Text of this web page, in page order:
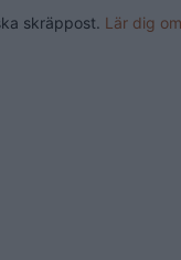
skräppost. Lär dig